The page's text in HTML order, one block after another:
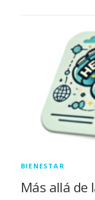
BIENESTAR
Más allá de